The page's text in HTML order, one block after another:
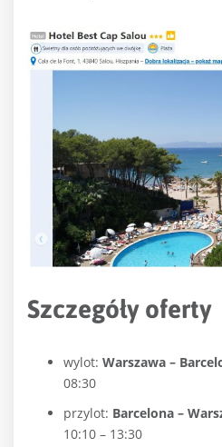
Szczegóły oferty
wylot: Warszawa –
08:30
przylot: Barcelona –
10:10 – 13:30